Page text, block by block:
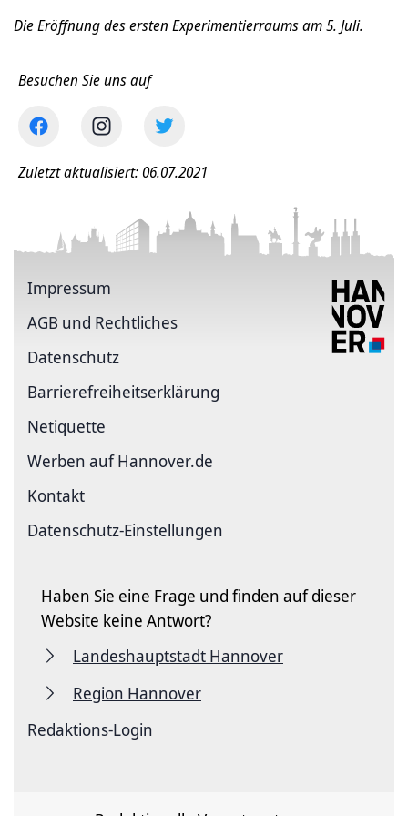
Die Eröffnung des ersten Experimentierraums am 5. Juli.
Besuchen Sie uns auf
Zuletzt aktualisiert: 06.07.2021
Impressum
AGB und Rechtliches
Datenschutz
Barriere­freiheits­erklärung
Netiquette
Werben auf Hannover.de
Kontakt
Datenschutz-Einstellungen
Haben Sie eine Frage und finden auf dieser
Website keine Antwort?
Landeshauptstadt Hannover
Region Hannover
Redaktions-Login